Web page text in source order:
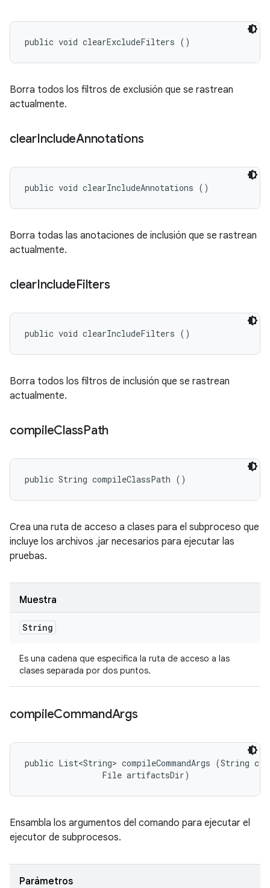
public void clearExcludeFilters ()
Borra todos los filtros de exclusión que se rastrean
actualmente.
clearIncludeAnnotations
public void clearIncludeAnnotations ()
Borra todas las anotaciones de inclusión que se rastrean
actualmente.
clearIncludeFilters
public void clearIncludeFilters ()
Borra todos los filtros de inclusión que se rastrean
actualmente.
compileClassPath
public String compileClassPath ()
Crea una ruta de acceso a clases para el subproceso que
incluye los archivos .jar necesarios para ejecutar las
pruebas.
Muestra
String
Es una cadena que especifica la ruta de acceso a las
clases separada por dos puntos.
compileCommandArgs
public List<String> compileCommandArgs (String
                File artifactsDir)
Ensambla los argumentos del comando para ejecutar el
ejecutor de subprocesos.
Parámetros